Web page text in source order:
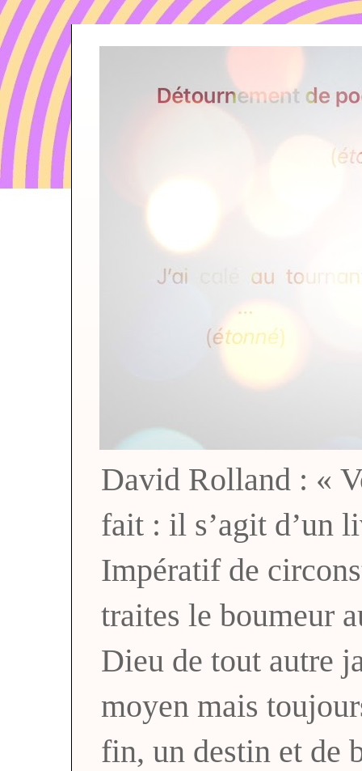
David Rolland : «
fait : il s’agit d’un
Impératif de
traites le boumeur
Dieu de tout autre
moyen mais
fin, un destin et de